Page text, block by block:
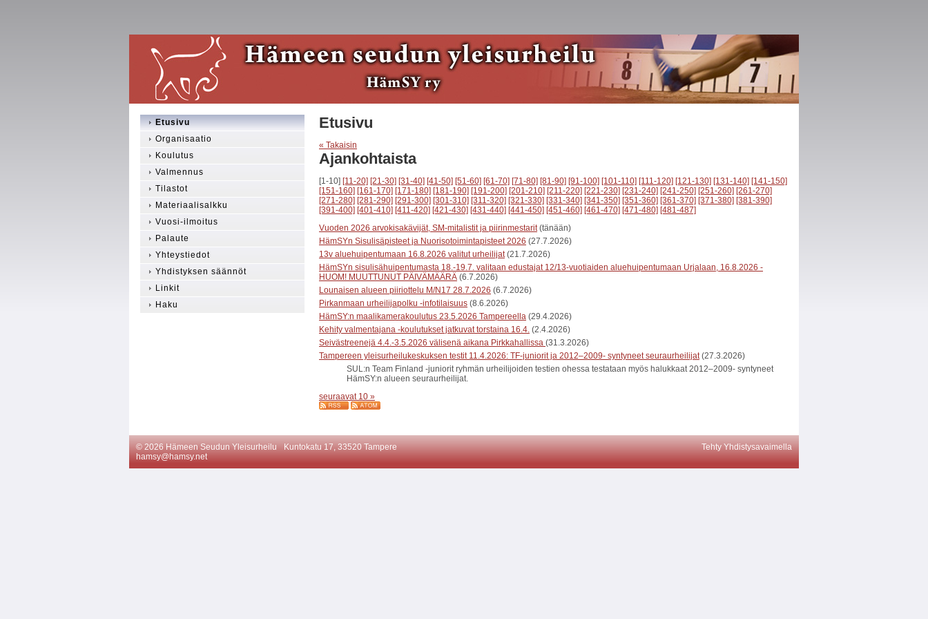
Etusivu
« Takaisin
Ajankohtaista
[1-10] [11-20] [21-30] [31-40] [41-50] [51-60] [61-70] [71-80] [81-90] [91-100] [101-110] [111-120] [121-130] [131-140] [141-150]
[151-160] [161-170] [171-180] [181-190] [191-200] [201-210] [211-220] [221-230] [231-240] [241-250] [251-260] [261-270]
[271-280] [281-290] [291-300] [301-310] [311-320] [321-330] [331-340] [341-350] [351-360] [361-370] [371-380] [381-390]
[391-400] [401-410] [411-420] [421-430] [431-440] [441-450] [451-460] [461-470] [471-480] [481-487]
Vuoden 2026 arvokisakävijät, SM-mitalistit ja piirinmestarit (tänään)
HämSYn Sisulisäpisteet ja Nuorisotoimintapisteet 2026 (27.7.2026)
13v aluehuipentumaan 16.8.2026 valitut urheilijat (21.7.2026)
HämSYn sisulisähuipentumasta 18.-19.7. valitaan edustajat 12/13-vuotiaiden aluehuipentumaan Urjalaan, 16.8.2026 -
HUOM! MUUTTUNUT PÄIVÄMÄÄRÄ (6.7.2026)
Lounaisen alueen piiriottelu M/N17 28.7.2026 (6.7.2026)
Pirkanmaan urheilijapolku -infotilaisuus (8.6.2026)
HämSY:n maalikamerakoulutus 23.5.2026 Tampereella (29.4.2026)
Kehity valmentajana -koulutukset jatkuvat torstaina 16.4. (2.4.2026)
Seivästreenejä 4.4.-3.5.2026 välisenä aikana Pirkkahallissa (31.3.2026)
Tampereen yleisurheilukeskuksen testit 11.4.2026: TF-juniorit ja 2012–2009- syntyneet seuraurheilijat (27.3.2026)
SUL:n Team Finland -juniorit ryhmän urheilijoiden testien ohessa testataan myös halukkaat 2012–2009- syntyneet
HämSY:n alueen seuraurheilijat.
seuraavat 10 »
Etusivu
Organisaatio
Koulutus
Valmennus
Tilastot
Materiaalisalkku
Vuosi-ilmoitus
Palaute
Yhteystiedot
Yhdistyksen säännöt
Linkit
Haku
Tehty Yhdistysavaimella
©2026 Hämeen Seudun Yleisurheilu
Kuntokatu 17, 33520 Tampere
hamsy@hamsy.net